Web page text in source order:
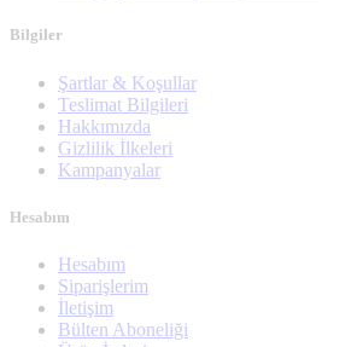
Bilgiler
Şartlar & Koşullar
Teslimat Bilgileri
Hakkımızda
Gizlilik İlkeleri
Kampanyalar
Hesabım
Hesabım
Siparişlerim
İletişim
Bülten Aboneliği